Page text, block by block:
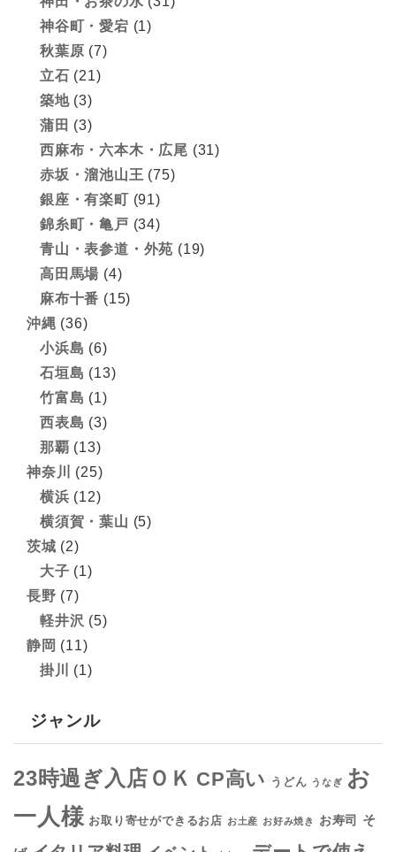
神谷町・愛宕 (1)
秋葉原 (7)
立石 (21)
築地(3)
蒲田 (3)
西麻布・六本木・広尾 (31)
赤坂・溜池山王 (75)
銀座・有楽町 (91)
錦糸町・亀戸 (34)
青山・表参道・外苑 (19)
高田馬場 (4)
麻布十番 (15)
沖縄 (36)
小浜島 (6)
石垣島 (13)
竹富島 (1)
西表島 (3)
那覇 (13)
神奈川
(25)
横浜 (12)
横須賀・葉山 (5)
茨城 (2)
大子 (1)
長野 (7)
軽井沢 (5)
静岡 (11)
掛川
(1)
ジャンル
23時過ぎ入店ＯＫ CP高い うどん うなぎ お
一人様 お取り寄せができるお店 お土産 お好み焼き お寿司 そ